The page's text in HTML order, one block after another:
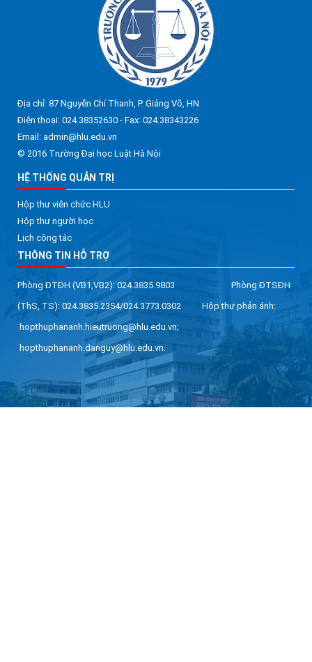
Địa chỉ: 87 Nguyễn Chí Thanh, P. Giảng Võ, HN
Điện thoại: 024.38352630 - Fax: 024.38343226
Email: admin@hlu.edu.vn
© 2016 Trường Đại học Luật Hà Nội
HỆ THỐNG QUẢN TRỊ
Hộp thư viên chức HLU
Hộp thư người học
Lịch công tác
THÔNG TIN HỖ TRỢ
Phòng ĐTĐH (VB1,VB2): 024.3835.9803 Phòng ĐTSĐH
(ThS, TS): 024.3835.2354/024.3773.0302 Hộp thư phản ánh:
hopthuphananh.hieutruong@hlu.edu.vn;
hopthuphananh.danguy@hlu.edu.vn.